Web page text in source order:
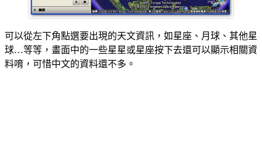
可以從左下角點選要出現的天文資訊，如星座、月球、其他星
球…等等，畫面中的一些星星或星座按下去還可以顯示相關資
料唷，可惜中文的資料還不多。